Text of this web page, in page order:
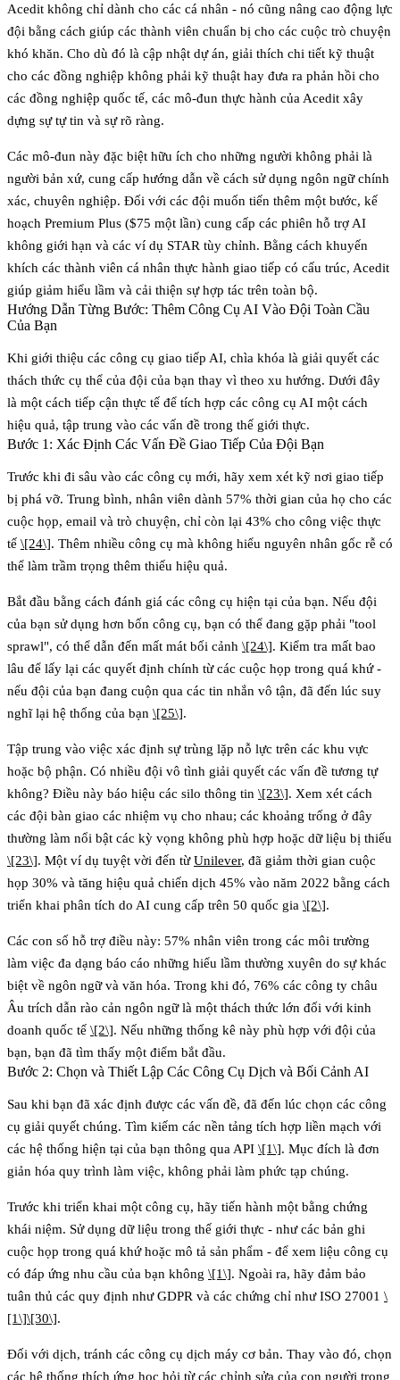
Acedit không chỉ dành cho các cá nhân - nó cũng nâng cao động lực
đội bằng cách giúp các thành viên chuẩn bị cho các cuộc trò chuyện
khó khăn. Cho dù đó là cập nhật dự án, giải thích chi tiết kỹ thuật
cho các đồng nghiệp không phải kỹ thuật hay đưa ra phản hồi cho
các đồng nghiệp quốc tế, các mô-đun thực hành của Acedit xây
dựng sự tự tin và sự rõ ràng.
Các mô-đun này đặc biệt hữu ích cho những người không phải là
người bản xứ, cung cấp hướng dẫn về cách sử dụng ngôn ngữ chính
xác, chuyên nghiệp. Đối với các đội muốn tiến thêm một bước, kế
hoạch Premium Plus ($75 một lần) cung cấp các phiên hỗ trợ AI
không giới hạn và các ví dụ STAR tùy chỉnh. Bằng cách khuyến
khích các thành viên cá nhân thực hành giao tiếp có cấu trúc, Acedit
giúp giảm hiểu lầm và cải thiện sự hợp tác trên toàn bộ.
Hướng Dẫn Từng Bước: Thêm Công Cụ AI Vào Đội Toàn Cầu
Của Bạn
Khi giới thiệu các công cụ giao tiếp AI, chìa khóa là giải quyết các
thách thức cụ thể của đội của bạn thay vì theo xu hướng. Dưới đây
là một cách tiếp cận thực tế để tích hợp các công cụ AI một cách
hiệu quả, tập trung vào các vấn đề trong thế giới thực.
Bước 1: Xác Định Các Vấn Đề Giao Tiếp Của Đội Bạn
Trước khi đi sâu vào các công cụ mới, hãy xem xét kỹ nơi giao tiếp
bị phá vỡ. Trung bình, nhân viên dành 57% thời gian của họ cho các
cuộc họp, email và trò chuyện, chỉ còn lại 43% cho công việc thực
tế \[24\]. Thêm nhiều công cụ mà không hiểu nguyên nhân gốc rễ có
thể làm trầm trọng thêm thiếu hiệu quả.
Bắt đầu bằng cách đánh giá các công cụ hiện tại của bạn. Nếu đội
của bạn sử dụng hơn bốn công cụ, bạn có thể đang gặp phải "tool
sprawl", có thể dẫn đến mất mát bối cảnh \[24\]. Kiểm tra mất bao
lâu để lấy lại các quyết định chính từ các cuộc họp trong quá khứ -
nếu đội của bạn đang cuộn qua các tin nhắn vô tận, đã đến lúc suy
nghĩ lại hệ thống của bạn \[25\].
Tập trung vào việc xác định sự trùng lặp nỗ lực trên các khu vực
hoặc bộ phận. Có nhiều đội vô tình giải quyết các vấn đề tương tự
không? Điều này báo hiệu các silo thông tin \[23\]. Xem xét cách
các đội bàn giao các nhiệm vụ cho nhau; các khoảng trống ở đây
thường làm nổi bật các kỳ vọng không phù hợp hoặc dữ liệu bị thiếu
\[23\]. Một ví dụ tuyệt vời đến từUnilever, đã giảm thời gian cuộc
họp 30% và tăng hiệu quả chiến dịch 45% vào năm 2022 bằng cách
triển khai phân tích do AI cung cấp trên 50 quốc gia \[2\].
Các con số hỗ trợ điều này: 57% nhân viên trong các môi trường
làm việc đa dạng báo cáo những hiểu lầm thường xuyên do sự khác
biệt về ngôn ngữ và văn hóa. Trong khi đó, 76% các công ty châu
Âu trích dẫn rào cản ngôn ngữ là một thách thức lớn đối với kinh
doanh quốc tế \[2\]. Nếu những thống kê này phù hợp với đội của
bạn, bạn đã tìm thấy một điểm bắt đầu.
Bước 2: Chọn và Thiết Lập Các Công Cụ Dịch và Bối Cảnh AI
Sau khi bạn đã xác định được các vấn đề, đã đến lúc chọn các công
cụ giải quyết chúng. Tìm kiếm các nền tảng tích hợp liền mạch với
các hệ thống hiện tại của bạn thông qua API \[1\]. Mục đích là đơn
giản hóa quy trình làm việc, không phải làm phức tạp chúng.
Trước khi triển khai một công cụ, hãy tiến hành một bằng chứng
khái niệm. Sử dụng dữ liệu trong thế giới thực - như các bản ghi
cuộc họp trong quá khứ hoặc mô tả sản phẩm - để xem liệu công cụ
có đáp ứng nhu cầu của bạn không \[1\]. Ngoài ra, hãy đảm bảo
tuân thủ các quy định như GDPR và các chứng chỉ như ISO 27001 \
[1\]\[30\].
Đối với dịch, tránh các công cụ dịch máy cơ bản. Thay vào đó, chọn
các hệ thống thích ứng học hỏi từ các chỉnh sửa của con người trong